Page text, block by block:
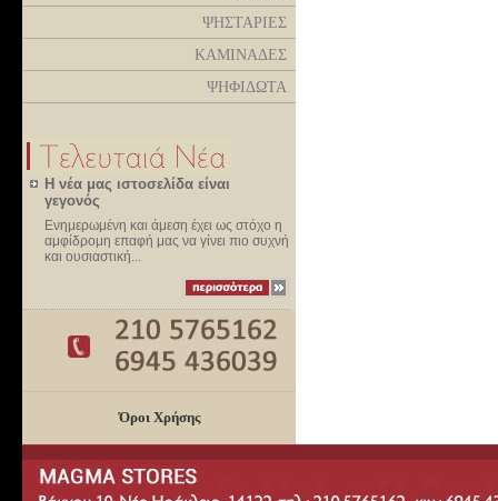
ΨΗΣΤΑΡΙΕΣ
ΚΑΜΙΝΑΔΕΣ
ΨΗΦΙΔΩΤΑ
Η νέα μας ιστοσελίδα είναι
γεγονός
Ενημερωμένη και άμεση έχει ως στόχο η
αμφίδρομη επαφή μας να γίνει πιο συχνή
και ουσιαστική...
Όροι Χρήσης